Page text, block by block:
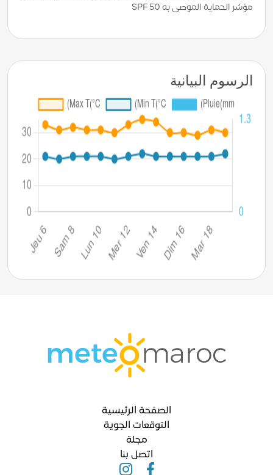
مؤشر الحماية الموصى به SPF 50
الرسوم البيانية
الصفحة الرئيسية
التوقعات الجوية
مجلة
اتصل بنا